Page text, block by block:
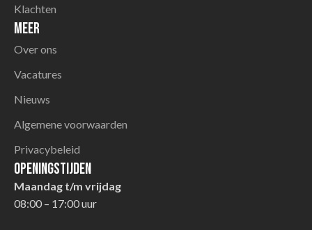
Klachten
Meer
Over ons
Vacatures
Nieuws
Algemene voorwaarden
Privacybeleid
Openingstijden
Maandag t/m vrijdag
08:00 – 17:00 uur